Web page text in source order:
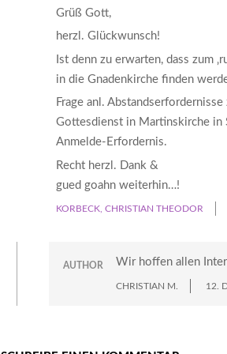
Grüß Gott,
herzl. Glückwunsch!
Ist denn zu erwarten, dass zum
in die Gnadenkirche finden
Frage anl.
Gottesdienst in Martinskirche in
Anmelde-Erfordernis.
Recht herzl. Dank &
gued goahn weiterhin…!
KORBECK, CHRISTIAN THEODOR
AUTHOR Wir hoffen allen
CHRISTIAN M. 12.